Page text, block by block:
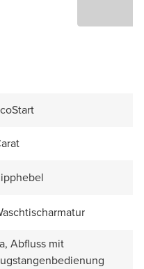
Abfluss mit